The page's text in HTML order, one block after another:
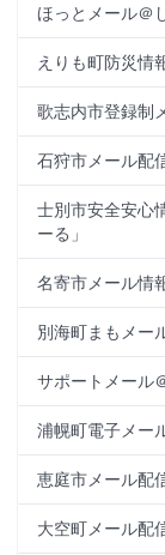
ほっとメール＠
えりも町防災情
歌志内市登録制
石狩市メール配
士別市安全安心
ーる」
名寄市メール情
別海町まもメー
サポートメール
浦幌町電子メー
恵庭市メール配
大空町メール配